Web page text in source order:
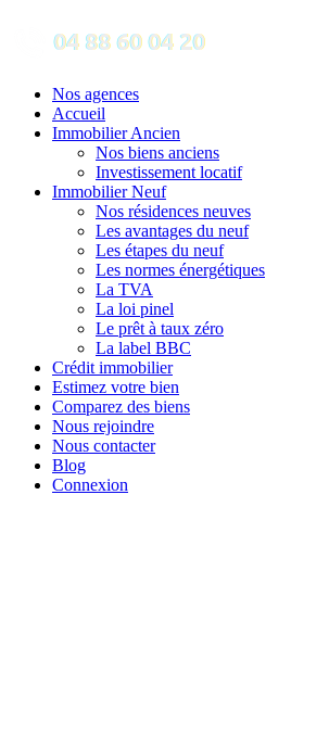
Nos agences
Accueil
Immobilier Ancien
Nos biens anciens
Investissement locatif
Immobilier Neuf
Nos résidences neuves
Les avantages du neuf
Les étapes du neuf
Les normes énergétiques
La TVA
La loi pinel
Le prêt à taux zéro
La label BBC
Crédit immobilier
Estimez votre bien
Comparez des biens
Nous rejoindre
Nous contacter
Blog
Connexion